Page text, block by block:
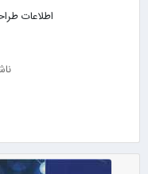
اطلاعات